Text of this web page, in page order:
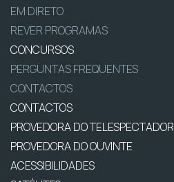
EM DIRETO
REVER PROGRAMAS
CONCURSOS
PERGUNTAS FREQUENTES
CONTACTOS
CONTACTOS
PROVEDORA DO TELESPECTADOR
PROVEDORA DO OUVINTE
ACESSIBILIDADES